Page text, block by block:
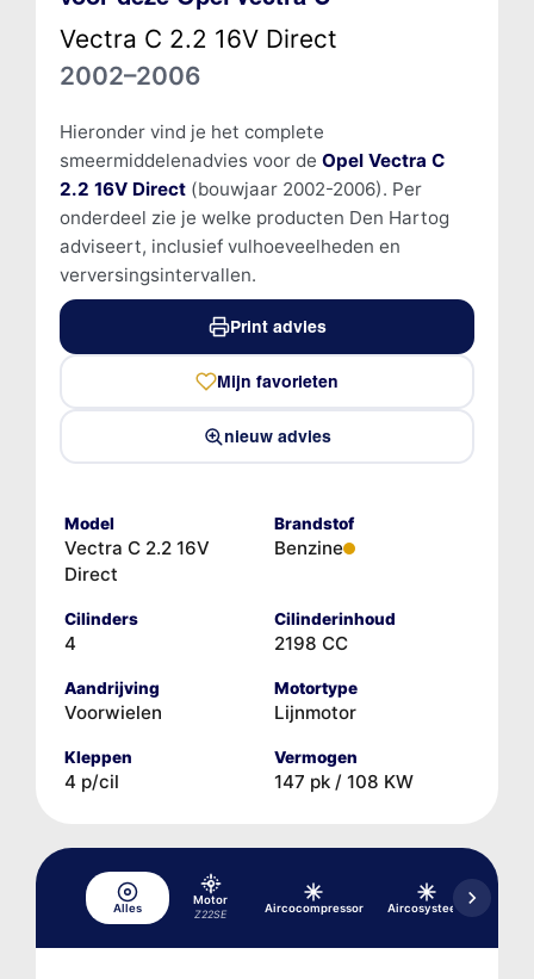
Vectra C 2.2 16V Direct
2002–2006
Hieronder vind je het complete
smeermiddelenadvies voor de Opel Vectra C
2.2 16V Direct(bouwjaar 2002-2006). Per
onderdeel zie je welke producten Den Hartog
adviseert, inclusief vulhoeveelheden en
verversingsintervallen.
Print advies
Mijn favorieten
nieuw advies
Model
Vectra C 2.2 16V
Direct
Brandstof
Benzine
Cilinders
4
Cilinderinhoud
2198 CC
Aandrijving
Voorwielen
Motortype
Lijnmotor
Kleppen
4 p/cil
Vermogen
147 pk / 108 KW
Alles
Motor
Z22SE
Aircocompressor Aircosysteem